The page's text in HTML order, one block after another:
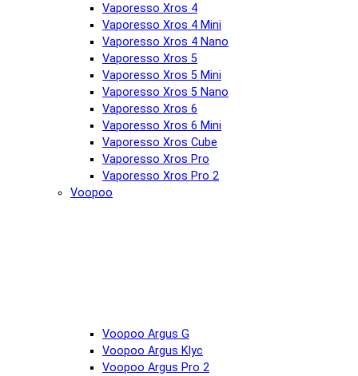
Vaporesso Xros 4
Vaporesso Xros 4 Mini
Vaporesso Xros 4 Nano
Vaporesso Xros 5
Vaporesso Xros 5 Mini
Vaporesso Xros 5 Nano
Vaporesso Xros 6
Vaporesso Xros 6 Mini
Vaporesso Xros Cube
Vaporesso Xros Pro
Vaporesso Xros Pro 2
Voopoo
Voopoo Argus G
Voopoo Argus Klyc
Voopoo Argus Pro 2